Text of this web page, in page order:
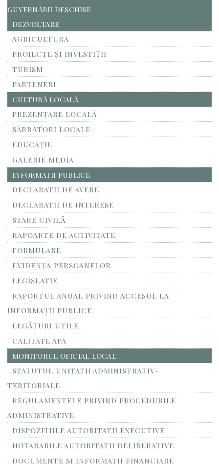
GUVERNĂRII DESCHISE
DEZVOLTARE
AGRICULTURA
PROIECTE ȘI INVESTIȚII
TURISM
PARTENERI
CULTURĂ LOCALĂ
PREZENTARE LOCALĂ
SĂRBĂTORI LOCALE
EDUCAȚIE
GALERIE MEDIA
INFORMATII PUBLICE
DECLARATII DE AVERE
DECLARATII DE INTERESE
STARE CIVILĂ
RAPOARTE DE ACTIVITATE
FORMULARE
EVIDENȚA PERSOANELOR
LEGISLATIE
RAPORTUL ANUAL PRIVIND ACCESUL LA
INFORMAŢII PUBLICE
LEGĂTURI UTILE
CALITATE APA
MONITORUL OFICIAL LOCAL
STATUTUL UNITATII ADMINISTRATIV-
TERITORIALE
REGULAMENTELE PRIVIND PROCEDURILE
ADMINISTRATIVE
DISPOZITIILE AUTORITATII EXECUTIVE
HOTARARILE AUTORITATII DELIBERATIVE
DOCUMENTE SI INFORMATII FINANCIARE